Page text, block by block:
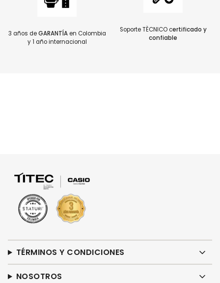
3 años deGARANTÍAen Colombia
y 1 año internacional
Soporte TÈCNICO certificado y
confiable
TÉRMINOS Y CONDICIONES
NOSOTROS